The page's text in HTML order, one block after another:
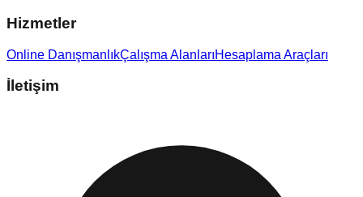
Hizmetler
Online DanışmanlıkÇalışma AlanlarıHesaplama Araçları
İletişim